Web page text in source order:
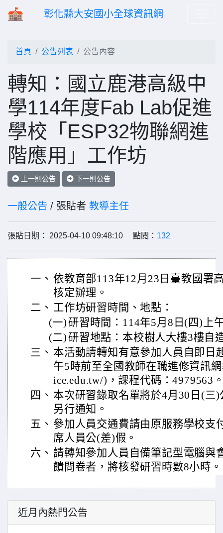
彰化縣大安國小全球資訊網
首頁 公告列表 公告內容
轉知：國立鹿港高級中
學114年度Fab Lab促進
學校「ESP32物聯網進
階應用」工作坊
上一則公告 下一則公告
一般公告 / 張貼者 教導主任
張貼日期： 2025-04-10 09:48:10 點閱： 132
一、 依教育部113年12月23日臺教國署
核定辦理。
二、 工作坊研習時間、地點：
(一)研習時間：114年5月8日(四)上
(二)研習地點：本校樹人大樓3樓自
三、 本活動請轉知有意參加人員自即日
午5時前至全國教師在職進修資訊
ice.edu.tw/)，課程代碼：4979563
四、 本次研習錄取名單將於4月30日(三
另行通知。
五、 參加人員交通費請由原服務學校支
席人員公(差)假。
六、 請轉知參加人員自備筆記型電腦與
饋問卷者，將核發研習時數8小時。
近月內熱門公告